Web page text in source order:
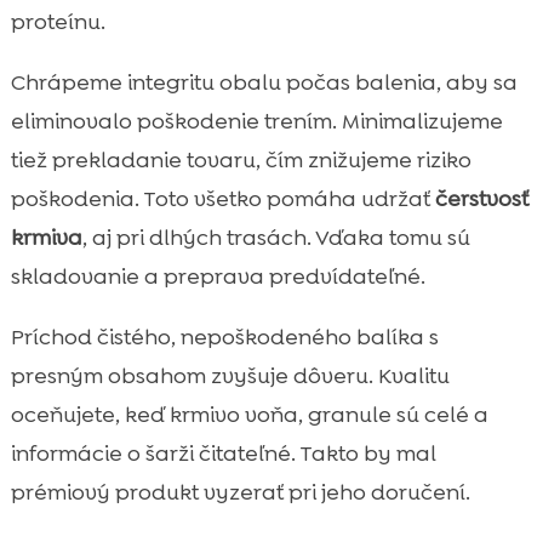
proteínu.
Chrápeme integritu obalu počas balenia, aby sa
eliminovalo poškodenie trením. Minimalizujeme
tiež prekladanie tovaru, čím znižujeme riziko
poškodenia. Toto všetko pomáha udržaťčerstvosť
krmiva, aj pri dlhých trasách. Vďaka tomu sú
skladovanie a preprava predvídateľné.
Príchod čistého, nepoškodeného balíka s
presným obsahom zvyšuje dôveru. Kvalitu
oceňujete, keď krmivo voňa, granule sú celé a
informácie o šarži čitateľné. Takto by mal
prémiový produkt vyzerať pri jeho doručení.